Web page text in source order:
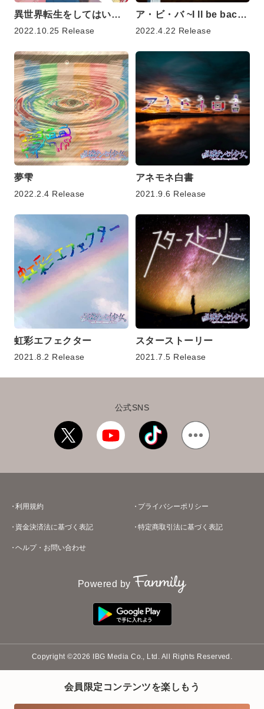
異世界転生をしてはいけない10の理由。
2022.10.25 Release
ア・ビ・バ ~I ll be back~ / スターストーリー
2022.4.22 Release
夢雫
2022.2.4 Release
アネモネ白書
2021.9.6 Release
虹彩エフェクター
2021.8.2 Release
スターストーリー
2021.7.5 Release
会員限定コンテンツを楽しもう
公式SNS
利用規約 プライバシーポリシー
資金決済法に基づく表記 特定商取引法に基づく表記
ヘルプ・お問い合わせ
Powered by
Copyright ©2026 IBG Media Co., Ltd. All Rights Reserved.